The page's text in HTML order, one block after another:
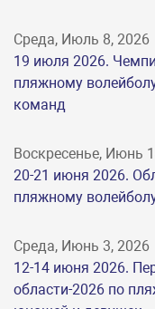
Среда, Июль 8, 2026
19 июля 2026.
пляжному
команд
Воскресенье, Июнь
20-21 июня 2026.
пляжному
Среда, Июнь 3, 2026
12-14 июня 2026.
области-2026 по